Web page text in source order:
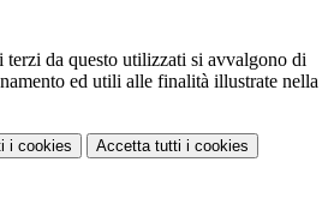
terzi da questo utilizzati si avvalgono di
ed utili alle finalità illustrate nella
i cookies Accetta tutti i cookies